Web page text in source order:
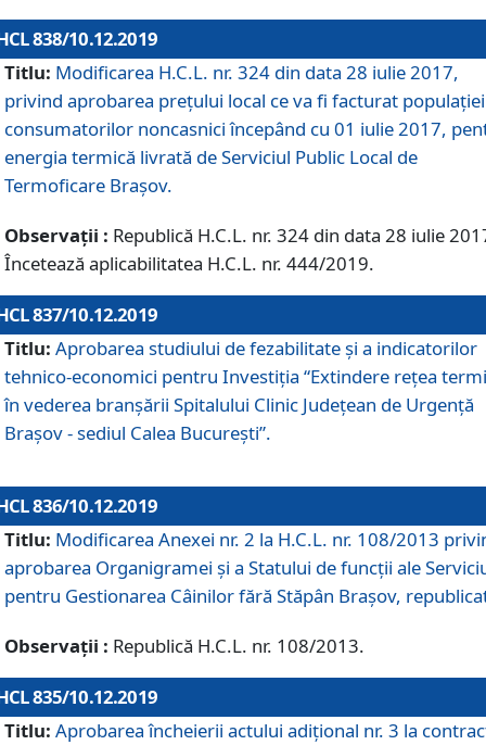
838/10.12.2019
Titlu: Modificarea H.C.L. nr. 324 din data 28 iulie 2017,
privind aprobarea preţului local ce va fi facturat
consumatorilor noncasnici începând cu 01 iulie 2017,
energia termică livrată de Serviciul Public Local de
Termoficare Braşov.
Observații : Republică H.C.L. nr. 324 din data 28 iulie
Încetează aplicabilitatea H.C.L. nr. 444/2019.
837/10.12.2019
Titlu: Aprobarea studiului de fezabilitate și a indicatorilor
tehnico-economici pentru Investiția “Extindere rețea
în vederea branșării Spitalului Clinic Județean de Urgență
Brașov - sediul Calea București”.
836/10.12.2019
Titlu: Modificarea Anexei nr. 2 la H.C.L. nr. 108/2013
aprobarea Organigramei şi a Statului de funcții ale
pentru Gestionarea Câinilor fără Stăpân Brașov,
Observații : Republică H.C.L. nr. 108/2013.
835/10.12.2019
Titlu: Aprobarea încheierii actului adițional nr. 3 la